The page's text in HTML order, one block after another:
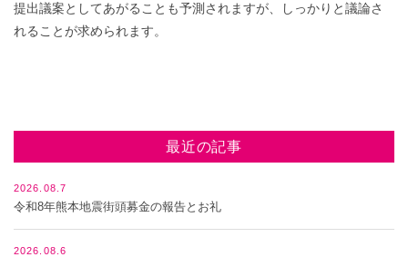
提出議案としてあがることも予測されますが、しっかりと議論さ
れることが求められます。
最近の記事
2026.08.7
令和8年熊本地震街頭募金の報告とお礼
2026.08.6